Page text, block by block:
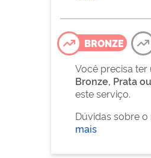
BRONZE
Você precisa ter
Bronze, Prata
este serviço.
Dúvidas sobre
mais